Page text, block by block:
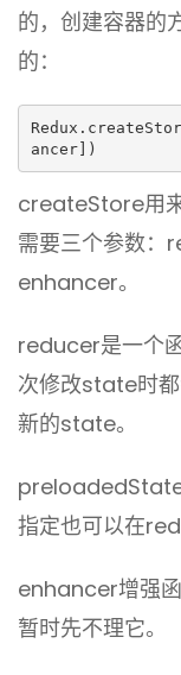
的，创建容器的
的：
ancer])
createStore用
需要三个参数
enhancer。
reducer是一个
次修改state时
新的state。
指定也可以在
enhancer增强
暂时先不理它。